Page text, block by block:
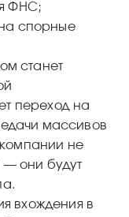
ФНС;
спорные
станет
переход на
массивов
компании не
— они будут
вхождения в